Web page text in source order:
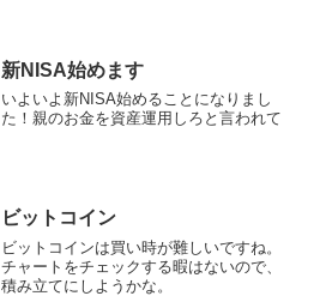
新NISA始めます
いよいよ新NISA始めることになりまし
た！親のお金を資産運用しろと言われて
ビットコイン
ビットコインは買い時が難しいですね。
チャートをチェックする暇はないので、
積み立てにしようかな。